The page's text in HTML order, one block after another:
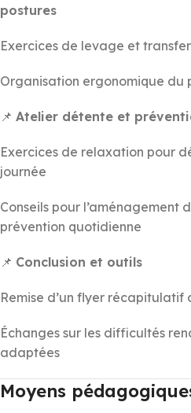
postures
Exercices de levage et
Organisation ergonomique du
📌 Atelier détente et
Exercices de relaxation pour
journée
Conseils pour l’aménagement
prévention quotidienne
📌 Conclusion et outils
Remise d’un flyer récapitulatif
Échanges sur les difficultés
adaptées
Moyens